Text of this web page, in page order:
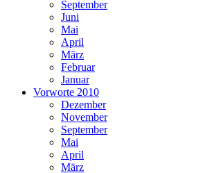
September
Juni
Mai
April
März
Februar
Januar
Vorworte 2010
Dezember
November
September
Mai
April
März